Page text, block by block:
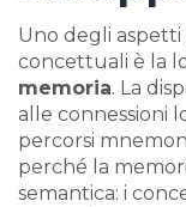
Uno degli
concettuali è la
memoria. La
alle connessioni
percorsi
perché la
semantica: i